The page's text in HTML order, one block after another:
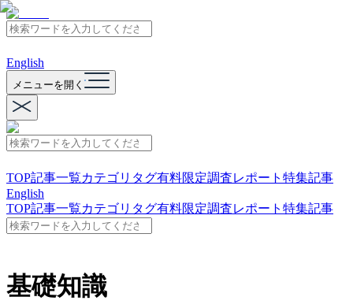
English
メニューを開く
TOP記事一覧カテゴリ タグ有料限定調査レポート 特集記事
English
TOP記事一覧カテゴリ タグ有料限定調査レポート 特集記事
基礎知識